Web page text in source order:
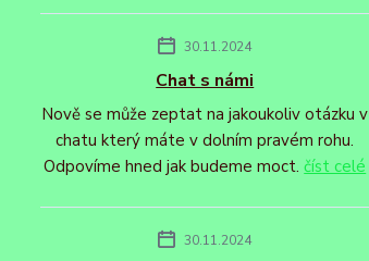
30.11.2024
Chat s námi
Nově se může zeptat na jakoukoliv otázku v
chatu který máte v dolním pravém rohu.
Odpovíme hned jak budeme moct.číst celé
30.11.2024